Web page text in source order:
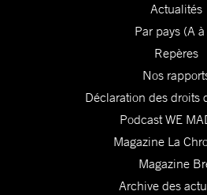
Actualités
Par pays (A
Repères
Nos
Déclaration des droits
Podcast WE
Magazine La
Magazine
Archive des